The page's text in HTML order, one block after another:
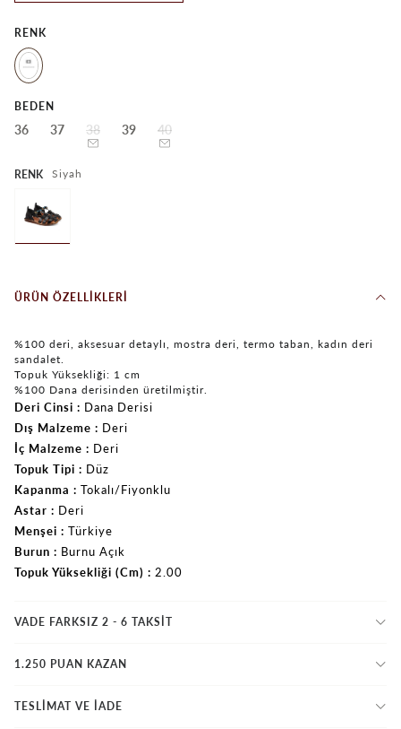
RENK
BEDEN
36 37 38 39 40
RENK Siyah
ÜRÜN ÖZELLIKLERI
%100 deri, aksesuar detaylı, mostra deri, termo taban, kadın deri
sandalet.
Topuk Yüksekliği: 1 cm
%100 Dana derisinden üretilmiştir.
Deri Cinsi
Dana Derisi
Dış Malzeme
Deri
İç Malzeme
Deri
Topuk Tipi
Düz
Kapanma
Tokalı/Fiyonklu
Astar
Deri
Menşei
Türkiye
Burun
Burnu Açık
Topuk Yüksekliği (Cm)
2.00
VADE FARKSIZ 2 - 6 TAKSIT
1.250 PUAN KAZAN
TESLİMAT VE İADE